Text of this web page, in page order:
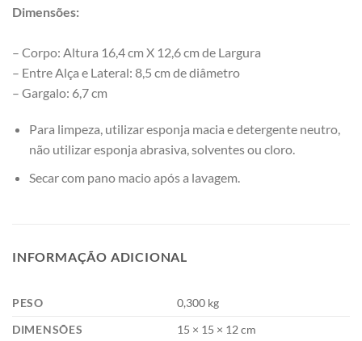
Dimensões:
– Corpo: Altura 16,4 cm X 12,6 cm de Largura
– Entre Alça e Lateral: 8,5 cm de diâmetro
– Gargalo: 6,7 cm
Para limpeza, utilizar esponja macia e detergente neutro,
não utilizar esponja abrasiva, solventes ou cloro.
Secar com pano macio após a lavagem.
INFORMAÇÃO ADICIONAL
PESO
0,300 kg
DIMENSÕES
15 × 15 × 12 cm